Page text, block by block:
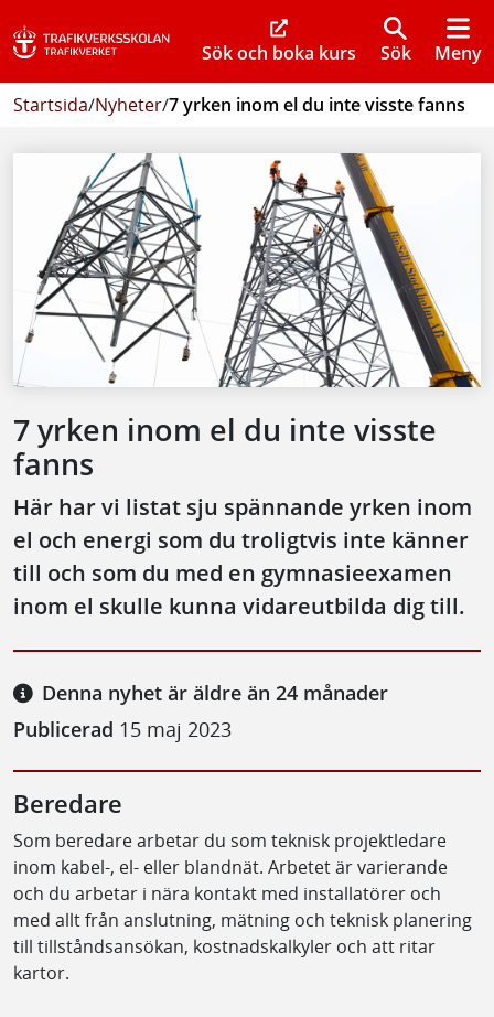
Sök och boka kurs Sök Meny
Startsida/Nyheter/7 yrken inom el du inte visste fanns
7 yrken inom el du inte visste
fanns
Här har vi listat sju spännande yrken inom
el och energi som du troligtvis inte känner
till och som du med en gymnasieexamen
inom el skulle kunna vidareutbilda dig till.
Denna nyhet är äldre än 24 månader
Publicerad 15 maj 2023
Beredare
Som beredare arbetar du som teknisk projektledare
inom kabel-, el- eller blandnät. Arbetet är varierande
och du arbetar i nära kontakt med installatörer och
med allt från anslutning, mätning och teknisk planering
till tillståndsansökan, kostnadskalkyler och att ritar
kartor.